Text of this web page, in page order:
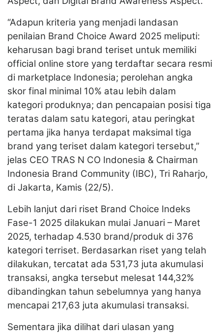
“Adapun kriteria yang menjadi landasan
penilaian Brand Choice Award 2025 meliputi:
keharusan bagi brand teriset untuk memiliki
official online store yang terdaftar secara resmi
di marketplace Indonesia; perolehan angka
skor final minimal 10% atau lebih dalam
kategori produknya; dan pencapaian posisi tiga
teratas dalam satu kategori, atau peringkat
pertama jika hanya terdapat maksimal tiga
brand yang teriset dalam kategori tersebut,”
jelas CEO TRAS N CO Indonesia & Chairman
Indonesia Brand Community (IBC), Tri Raharjo,
di Jakarta, Kamis (22/5).
Lebih lanjut dari riset Brand Choice Indeks
Fase-1 2025 dilakukan mulai Januari – Maret
2025, terhadap 4.530 brand/produk di 376
kategori terriset. Berdasarkan riset yang telah
dilakukan, tercatat ada 531,73 juta akumulasi
transaksi, angka tersebut melesat 144,32%
dibandingkan tahun sebelumnya yang hanya
mencapai 217,63 juta akumulasi transaksi.
Sementara jika dilihat dari ulasan yang